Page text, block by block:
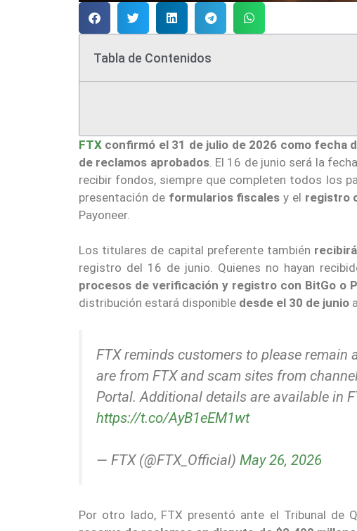
Tabla de Contenidos
FTX confirmó el 31 de julio de 2026 como fecha
de reclamos aprobados. El 16 de junio será la
recibir fondos, siempre que completen todos los
presentación de formularios fiscales y el registro
Payoneer.
Los titulares de capital preferente también
registro del 16 de junio. Quienes no hayan
procesos de verificación y registro con BitGo o
distribución estará disponible desde el 30 de junio
FTX reminds customers to please
are from FTX and scam sites from
Portal. Additional details are available in
https://t.co/AyB1eEM1wt
— FTX (@FTX_Official) May 26, 2026
Por otro lado, FTX presentó ante el Tribunal de